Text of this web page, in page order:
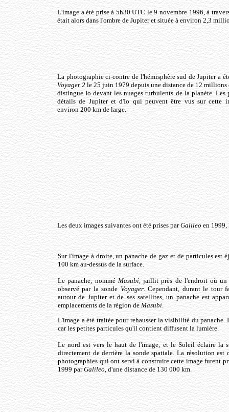
L'image a été prise à 5h30 UTC le 9 novembre 1996, à
était alors dans l'ombre de Jupiter et située à environ 2,3
La photographie ci-contre de l'hémisphère sud de Jupiter a
Voyager 2 le 25 juin 1979 depuis une distance de 12 millions
distingue Io devant les nuages turbulents de la planète. Les
détails de Jupiter et d'Io qui peuvent être vus sur cette
environ 200 km de large.
Les deux images suivantes ont été prises parGalileo en 1999,
Sur l'image à droite, un panache de gaz et de particules est
100 km au-dessus de la surface.
Le panache, nommé Masubi,jaillit près de l'endroit où un
observé par la sonde Voyager. Cependant, durant le tour
autour de Jupiter et de ses satellites, un panache est
emplacements de la région de Masubi.
L'image a été traitée pour rehausser la visibilité du panache.
car les petites particules qu'il contient diffusent la lumière.
Le nord est vers le haut de l'image, et le Soleil éclaire la
directement de derrière la sonde spatiale. La résolution est
photographies qui ont servi à construire cette image furent
1999 parGalileo, d'une distance de 130 000 km.